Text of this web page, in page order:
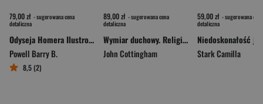
79,00 zł - sugerowana cena
detaliczna
Odyseja Homera Ilustrowany retelling
Powell Barry B.
8,5 (2)
89,00 zł - sugerowana cena
detaliczna
Wymiar duchowy. Religia, filozofia i wartość człowieka
John Cottingham
59,00 zł - sugerowana cena
detaliczna
Stark Camilla